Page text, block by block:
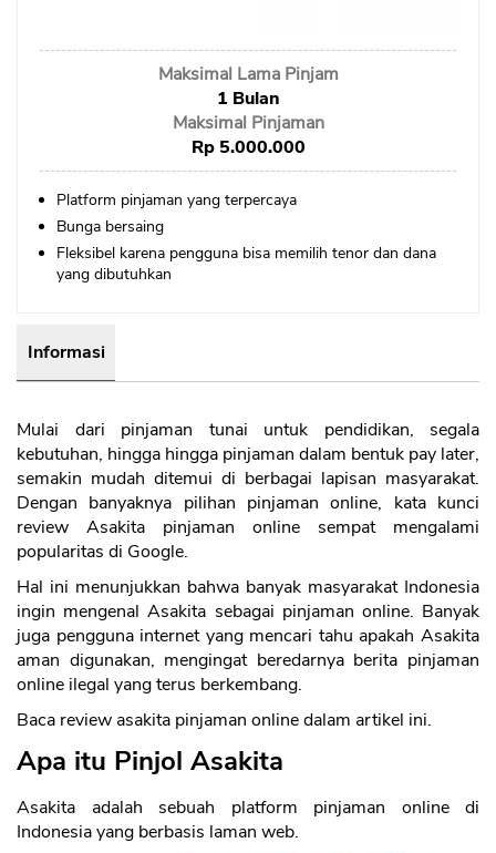
Exchange
Asuransi
Asuransi Jiwa
Asuransi Syariah
Maksimal Lama Pinjam
1 Bulan
Maksimal Pinjaman
Rp 5.000.000
Platform pinjaman yang terpercaya
Bunga bersaing
Fleksibel karena pengguna bisa memilih tenor dan dana
yang dibutuhkan
Informasi
Mulai dari pinjaman tunai untuk pendidikan, segala
kebutuhan, hingga hingga pinjaman dalam bentuk pay later,
semakin mudah ditemui di berbagai lapisan masyarakat.
Dengan banyaknya pilihan pinjaman online, kata kunci
review Asakita pinjaman online sempat mengalami
popularitas di Google.
Hal ini menunjukkan bahwa banyak masyarakat Indonesia
ingin mengenal Asakita sebagai pinjaman online. Banyak
juga pengguna internet yang mencari tahu apakah Asakita
aman digunakan, mengingat beredarnya berita pinjaman
online ilegal yang terus berkembang.
Baca review asakita pinjaman online dalam artikel ini.
Apa itu Pinjol Asakita
Asakita adalah sebuah platform pinjaman online di
Indonesia yang berbasis laman web.